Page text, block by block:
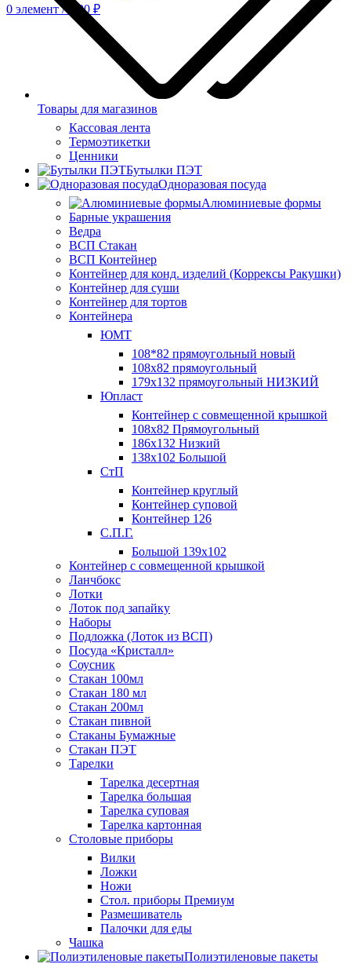
0 элемент / 0.00 ₽
Товары для магазинов
Кассовая лента
Термоэтикетки
Ценники
Бутылки ПЭТ
Одноразовая посуда
Алюминиевые формы
Барные украшения
Ведра
ВСП Стакан
ВСП Контейнер
Контейнер для конд. изделий (Коррексы Ракушки)
Контейнер для суши
Контейнер для тортов
Контейнера
ЮМТ
108*82 прямоугольный новый
108х82 прямоугольный
179х132 прямоугольный НИЗКИЙ
Юпласт
Контейнер с совмещенной крышкой
108х82 Прямоугольный
186х132 Низкий
138х102 Большой
СтП
Контейнер круглый
Контейнер суповой
Контейнер 126
С.П.Г.
Большой 139х102
Контейнер с совмещенной крышкой
Ланчбокс
Лотки
Лоток под запайку
Наборы
Подложка (Лоток из ВСП)
Посуда «Кристалл»
Соусник
Стакан 100мл
Стакан 180 мл
Стакан 200мл
Стакан пивной
Стаканы Бумажные
Стакан ПЭТ
Тарелки
Тарелка десертная
Тарелка большая
Тарелка суповая
Тарелка картонная
Столовые приборы
Вилки
Ложки
Ножи
Стол. приборы Премиум
Размешиватель
Палочки для еды
Чашка
Полиэтиленовые пакеты